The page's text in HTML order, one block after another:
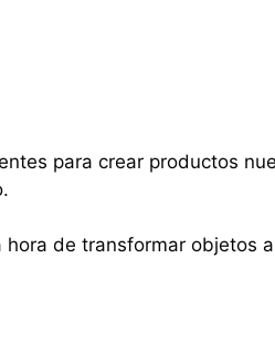
para crear productos
de transformar objetos